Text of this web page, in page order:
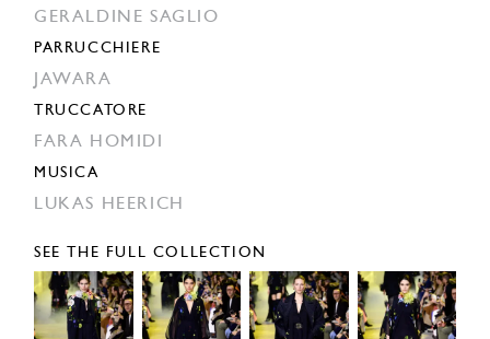
GERALDINE SAGLIO
PARRUCCHIERE
JAWARA
TRUCCATORE
FARA HOMIDI
MUSICA
LUKAS HEERICH
SEE THE FULL COLLECTION